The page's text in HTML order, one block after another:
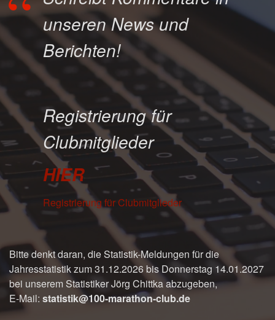
unseren News und
Berichten!
Registrierung für
Clubmitglieder
HIER
Registrierung für Clubmitglieder
Bitte denkt daran, die Statistik-Meldungen für die
Jahresstatistik zum 31.12.2026 bis Donnerstag 14.01.2027
bei unserem Statistiker Jörg Chittka abzugeben,
E-Mail: statistik@100-marathon-club.de